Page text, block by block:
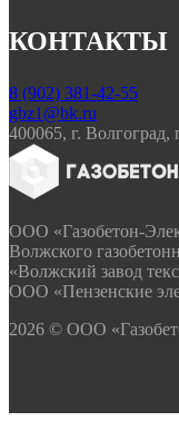
КОНТАКТЫ
8 (902) 381-42-55
gbz1@bk.ru
400065, г.
ООО «Газобетон-
Волжского
«Волжский завод
ООО «Пензенские
2026 © ООО